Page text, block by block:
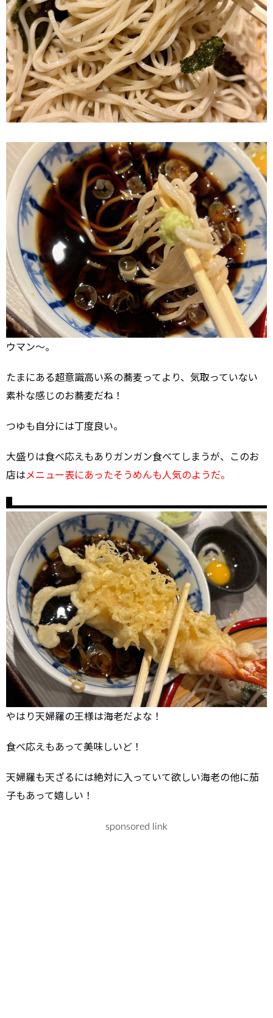
ウマン～。
たまにある超意識高い系の蕎麦ってより、気取っていない
素朴な感じのお蕎麦だね！
つゆも自分には丁度良い。
大盛りは食べ応えもありガンガン食べてしまうが、このお
店は メニュー表にあったそうめんも人気のようだ。
やはり天婦羅の王様は海老だよな！
食べ応えもあって美味しいど！
天婦羅も天ざるには絶対に入っていて欲しい海老の他に茄
子もあって嬉しい！
sponsored link